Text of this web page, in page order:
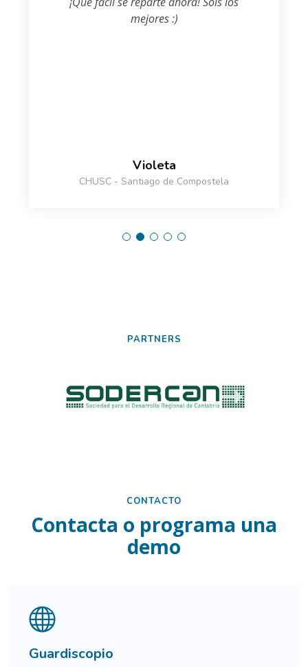
mejores :)
Violeta
CHUSC - Santiago de Compostela
PARTNERS
CONTACTO
Contacta o programa una
demo
Guardiscopio